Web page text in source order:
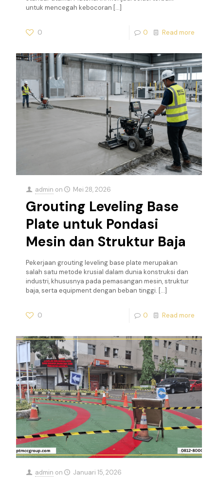
untuk mencegah kebocoran […]
0 0 Read more
admin on Mei 28, 2026
Grouting Leveling Base
Plate untuk Pondasi
Mesin dan Struktur Baja
Pekerjaan grouting leveling base plate merupakan
salah satu metode krusial dalam dunia konstruksi dan
industri, khususnya pada pemasangan mesin, struktur
baja, serta equipment dengan beban tinggi. […]
0 0 Read more
admin on Januari 15, 2026